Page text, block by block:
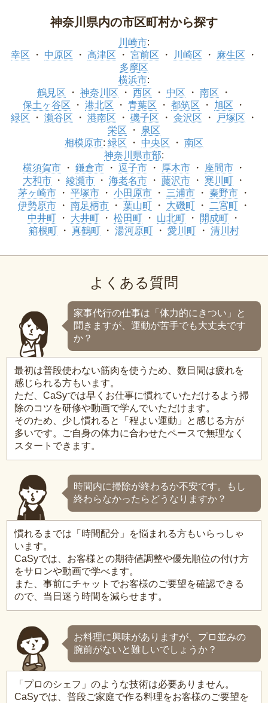
神奈川県内の市区町村から探す
川崎市:
幸区
中原区 高津区 宮前区 川崎区
麻生区
多摩区
横浜市:
鶴見区
神奈川区 西区 中区
南区
保土ヶ谷区
港北区 青葉区 都筑区
旭区
緑区
瀬谷区 港南区 磯子区 金沢区
戸塚区
栄区
泉区
相模原市: 緑区 中央区
南区
神奈川県市部:
横須賀市
鎌倉市 逗子市 厚木市
座間市
大和市
綾瀬市 海老名市 藤沢市
寒川町
茅ヶ崎市
平塚市 小田原市 三浦市
秦野市
伊勢原市
南足柄市 葉山町 大磯町
二宮町
中井町
大井町 松田町 山北町
開成町
箱根町
真鶴町 湯河原町 愛川町 清川村
よくある質問
家事代行の仕事は「体力的にきつい」と
聞きますが、運動が苦手でも大丈夫です
か？
最初は普段使わない筋肉を使うため、数日間は疲れを
感じられる方もいます。
ただ、CaSyでは早くお仕事に慣れていただけるよう掃
除のコツを研修や動画で学んでいただけます。
そのため、少し慣れると「程よい運動」と感じる方が
多いです。ご自身の体力に合わせたペースで無理なく
スタートできます。
時間内に掃除が終わるか不安です。もし
終わらなかったらどうなりますか？
慣れるまでは「時間配分」を悩まれる方もいらっしゃ
います。
CaSyでは、お客様との期待値調整や優先順位の付け方
をサロンや動画で学べます。
また、事前にチャットでお客様のご要望を確認できる
ので、当日迷う時間を減らせます。
お料理に興味がありますが、プロ並みの
腕前がないと難しいでしょうか？
「プロのシェフ」のような技術は必要ありません。
CaSyでは、普段ご家庭で作る料理をお客様のご要望を